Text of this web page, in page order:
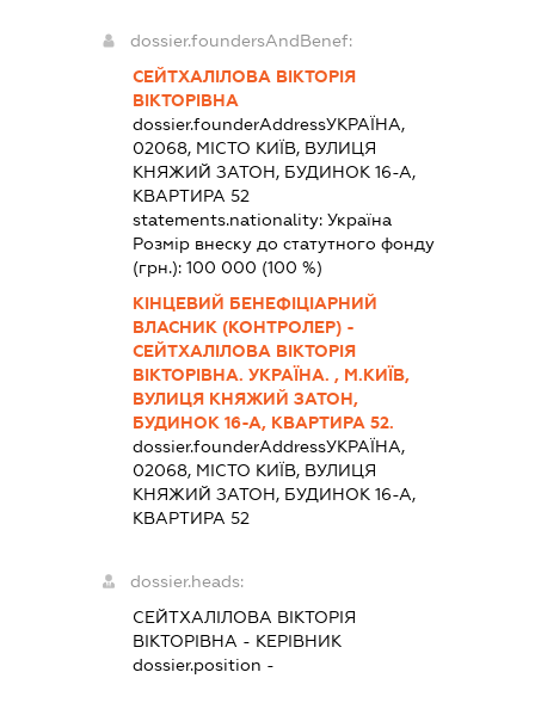
dossier.foundersAndBenef:
СЕЙТХАЛІЛОВА ВІКТОРІЯ
ВІКТОРІВНА
dossier.founderAddressУКРАЇНА,
02068, МІСТО КИЇВ, ВУЛИЦЯ
КНЯЖИЙ ЗАТОН, БУДИНОК 16-А,
КВАРТИРА 52
statements.nationality: Україна
Розмір внеску до статутного фонду
(грн.): 100 000 (100 %)
КІНЦЕВИЙ БЕНЕФІЦІАРНИЙ
ВЛАСНИК (КОНТРОЛЕР) -
СЕЙТХАЛІЛОВА ВІКТОРІЯ
ВІКТОРІВНА. УКРАЇНА. , М.КИЇВ,
ВУЛИЦЯ КНЯЖИЙ ЗАТОН,
БУДИНОК 16-А, КВАРТИРА 52.
dossier.founderAddressУКРАЇНА,
02068, МІСТО КИЇВ, ВУЛИЦЯ
КНЯЖИЙ ЗАТОН, БУДИНОК 16-А,
КВАРТИРА 52
dossier.heads:
СЕЙТХАЛІЛОВА ВІКТОРІЯ
ВІКТОРІВНА - КЕРІВНИК
dossier.position -